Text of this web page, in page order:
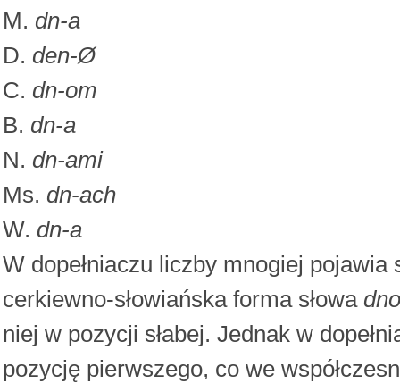
M. dn-a
D. den-Ø
C. dn-om
B. dn-a
N. dn-ami
Ms. dn-ach
W. dn-a
W dopełniaczu liczby mnogiej pojawia
cerkiewno-słowiańska forma słowa dno
niej w pozycji słabej. Jednak w
pozycję pierwszego, co we